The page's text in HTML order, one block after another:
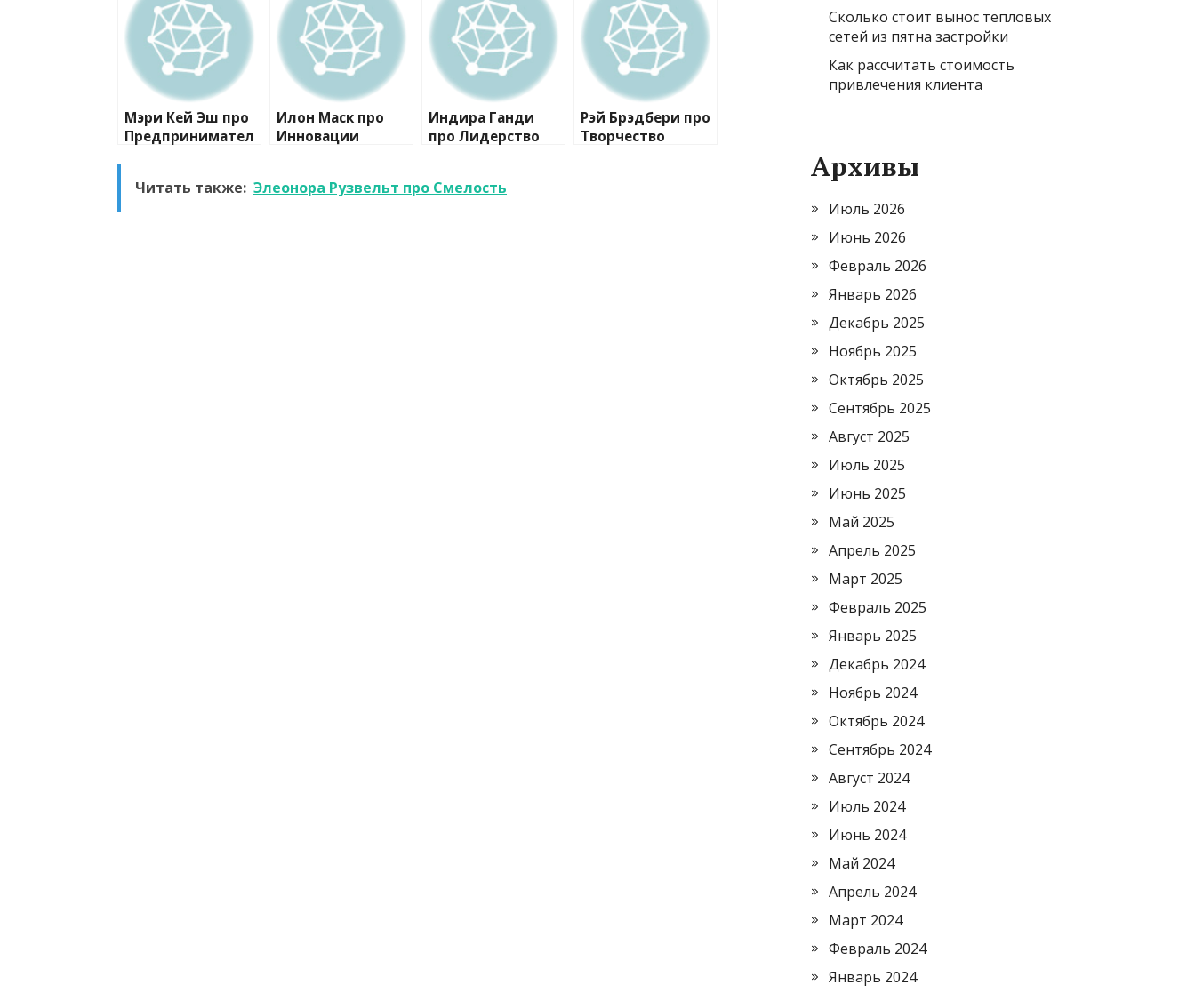
Мэри Кей Эш про
Предпринимател
Илон Маск про
Инновации
Индира Ганди
про Лидерство
Рэй Брэдбери про
Творчество
Читать также: Элеонора Рузвельт про Смелость
Сколько стоит вынос тепловых
сетей из пятна застройки
Как рассчитать стоимость
привлечения клиента
Архивы
Июль 2026
Июнь 2026
Февраль 2026
Январь 2026
Декабрь 2025
Ноябрь 2025
Октябрь 2025
Сентябрь 2025
Август 2025
Июль 2025
Июнь 2025
Май 2025
Апрель 2025
Март 2025
Февраль 2025
Январь 2025
Декабрь 2024
Ноябрь 2024
Октябрь 2024
Сентябрь 2024
Август 2024
Июль 2024
Июнь 2024
Май 2024
Апрель 2024
Март 2024
Февраль 2024
Январь 2024